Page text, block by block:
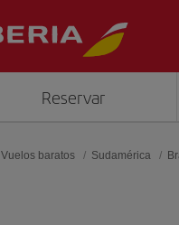
Reservar
Vuelos baratos Sudamérica